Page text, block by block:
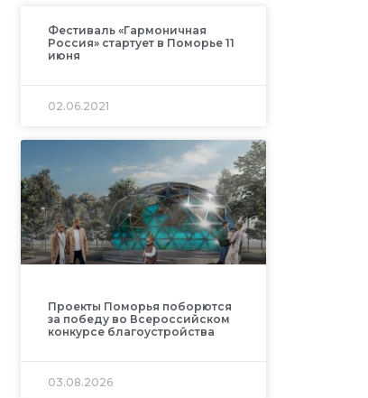
Фестиваль «Гармоничная
Россия» стартует в Поморье 11
июня
02.06.2021
Проекты Поморья поборются
за победу во Всероссийском
конкурсе благоустройства
03.08.2026